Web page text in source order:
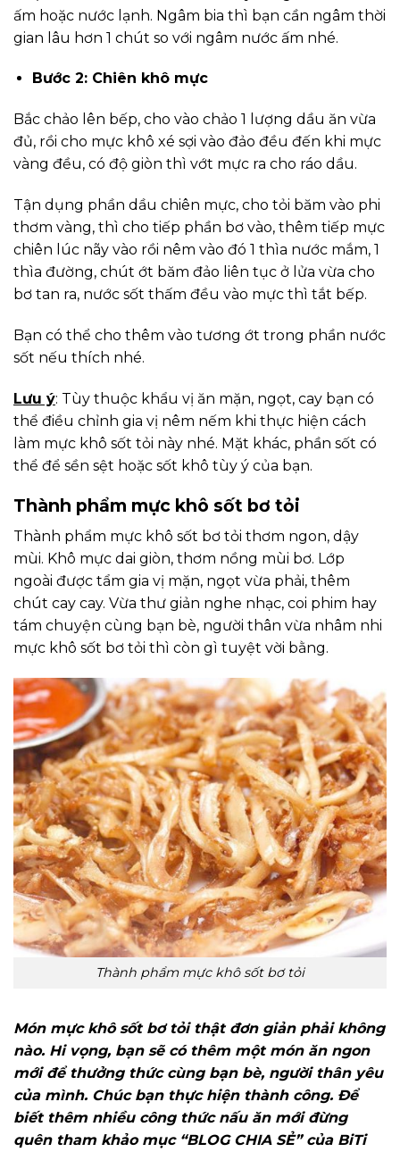
ấm hoặc nước lạnh. Ngâm bia thì bạn cần ngâm thời
gian lâu hơn 1 chút so với ngâm nước ấm nhé.
Bước 2: Chiên khô mực
Bắc chảo lên bếp, cho vào chảo 1 lượng dầu ăn vừa
đủ, rồi cho mực khô xé sợi vào đảo đều đến khi mực
vàng đều, có độ giòn thì vớt mực ra cho ráo dầu.
Tận dụng phần dầu chiên mực, cho tỏi băm vào phi
thơm vàng, thì cho tiếp phần bơ vào, thêm tiếp mực
chiên lúc nãy vào rồi nêm vào đó 1 thìa nước mắm, 1
thìa đường, chút ớt băm đảo liên tục ở lửa vừa cho
bơ tan ra, nước sốt thấm đều vào mực thì tắt bếp.
Bạn có thể cho thêm vào tương ớt trong phần nước
sốt nếu thích nhé.
Lưu ý: Tùy thuộc khẩu vị ăn mặn, ngọt, cay bạn có
thể điều chỉnh gia vị nêm nếm khi thực hiện cách
làm mực khô sốt tỏi này nhé. Mặt khác, phần sốt có
thể để sền sệt hoặc sốt khô tùy ý của bạn.
Thành phẩm mực khô sốt bơ tỏi
Thành phẩm mực khô sốt bơ tỏi thơm ngon, dậy
mùi. Khô mực dai giòn, thơm nồng mùi bơ. Lớp
ngoài được tẩm gia vị mặn, ngọt vừa phải, thêm
chút cay cay. Vừa thư giản nghe nhạc, coi phim hay
tám chuyện cùng bạn bè, người thân vừa nhâm nhi
mực khô sốt bơ tỏi thì còn gì tuyệt vời bằng.
Thành phẩm mực khô sốt bơ tỏi
Món mực khô sốt bơ tỏi thật đơn giản phải không
nào. Hi vọng, bạn sẽ có thêm một món ăn ngon
mới để thưởng thức cùng bạn bè, người thân yêu
của mình. Chúc bạn thực hiện thành công. Để
biết thêm nhiều công thức nấu ăn mới đừng
quên tham khảo mục “BLOG CHIA SẺ” của BiTi